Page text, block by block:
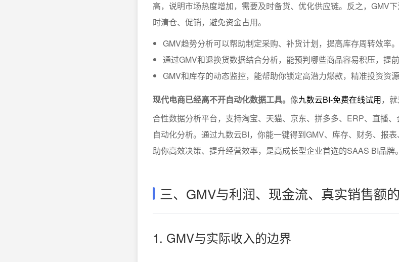
高，说明市场热度增加，需要及时备货、优化供应链。反之，GMV
时清仓、促销，避免资金占用。
GMV趋势分析可以帮助制定采购、补货计划，提高库存周转效率。
通过GMV和退换货数据结合分析，能预判哪些商品容易积压，提前
GMV和库存的动态监控，能帮助你锁定高潜力爆款，精准投资资源
现代电商已经离不开自动化数据工具。 像九数云BI-免费在线试用，
合性数据分析平台，支持淘宝、天猫、京东、拼多多、ERP、直播
自动化分析。通过九数云BI，你能一键得到GMV、库存、财务、报
助你高效决策、提升经营效率，是高成长型企业首选的SAAS BI品牌。
三、GMV与利润、现金流、真实销售额
1. GMV与实际收入的边界